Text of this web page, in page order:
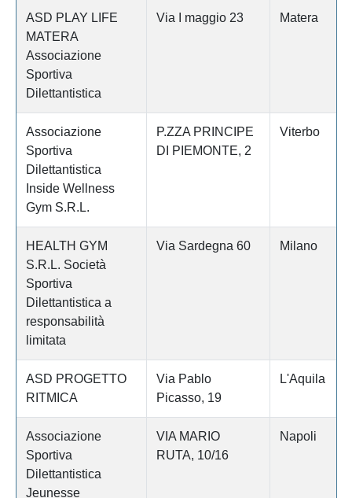
ASD PLAY LIFE
MATERA
Associazione
Sportiva
Dilettantistica
Via I maggio 23 Matera
Associazione
Sportiva
Dilettantistica
Inside Wellness
Gym S.R.L.
P.ZZA PRINCIPE
DI PIEMONTE, 2
Viterbo
HEALTH GYM
S.R.L. Società
Sportiva
Dilettantistica a
responsabilità
limitata
Via Sardegna 60 Milano
ASD PROGETTO
RITMICA
Via Pablo
Picasso, 19
L'Aquila
Associazione
Sportiva
Dilettantistica
Jeunesse
VIA MARIO
RUTA, 10/16
Napoli